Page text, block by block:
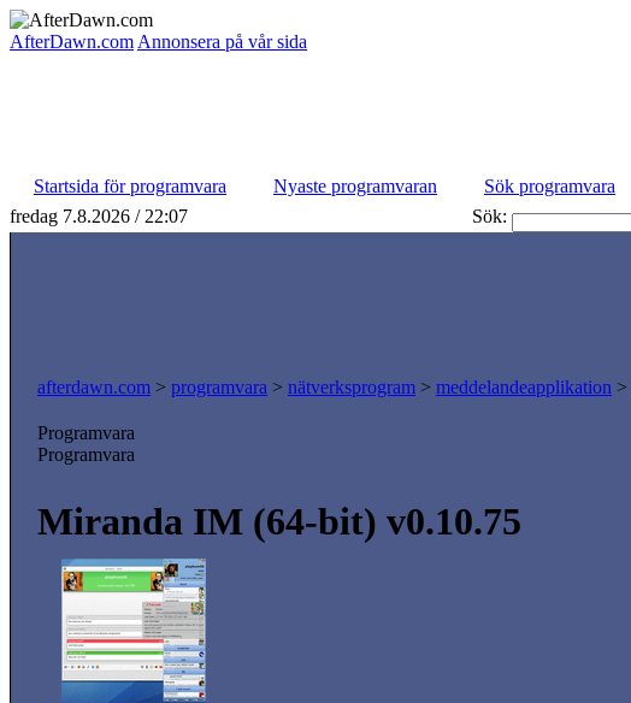
AfterDawn.com Annonsera på vår sida
Startsida för programvara
Nyaste programvaran
Sök programvara
fredag 7.8.2026 / 22:07
Sök:
afterdawn.com > programvara > nätverksprogram > meddelandeapplikation >
Programvara
Programvara
Miranda IM (64-bit) v0.10.75